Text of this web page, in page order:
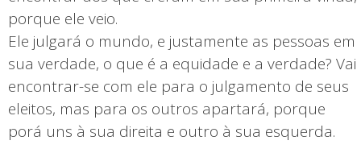
porque ele veio.
Ele julgará o mundo, e justamente as pessoas em
sua verdade, o que é a equidade e a verdade? Vai
encontrar-se com ele para o julgamento de seus
eleitos, mas para os outros apartará, porque
porá uns à sua direita e outro à sua esquerda.